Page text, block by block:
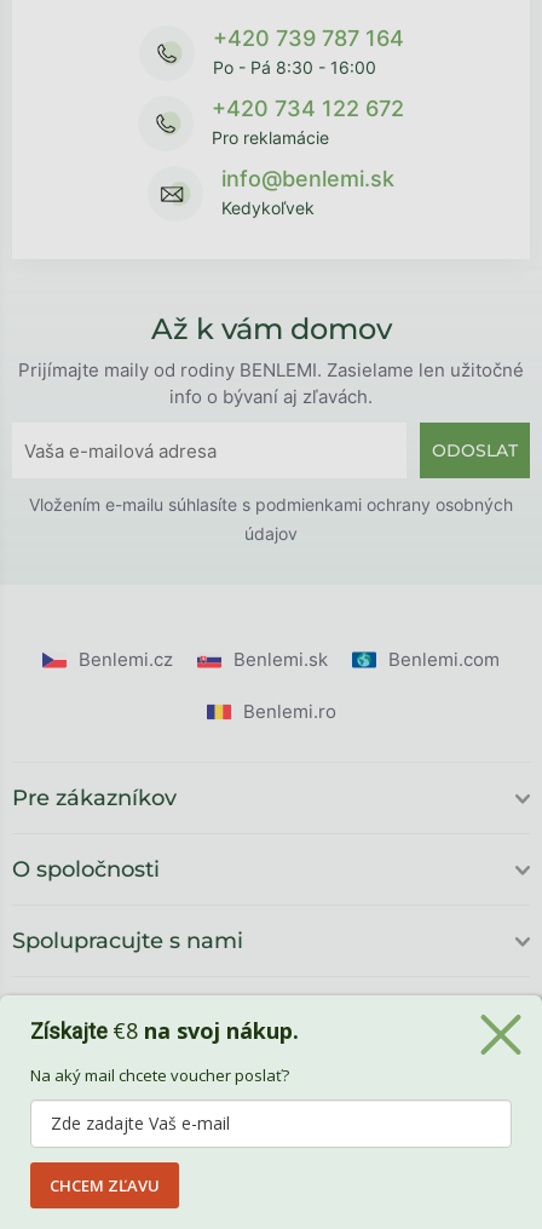
+420 739 787 164
Po - Pá 8:30 - 16:00
+420 734 122 672
Pro reklamácie
info@benlemi.sk
Kedykoľvek
Až k vám domov
Prijímajte maily od rodiny BENLEMI. Zasielame len užitočné
info o bývaní aj zľavách.
ODOSLAT
Vložením e-mailu súhlasíte s podmienkami ochrany osobných
údajov
Benlemi.cz Benlemi.sk Benlemi.com
Benlemi.ro
Pre zákazníkov
O spoločnosti
Spolupracujte s nami
Získajte €8 na svoj nákup.
Na aký mail chcete voucher poslať?
CHCEM ZĽAVU